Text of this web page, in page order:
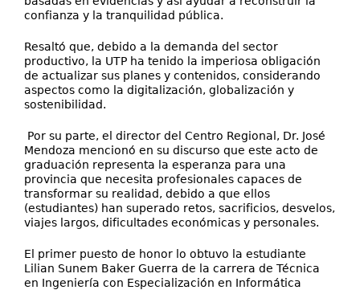
confianza y la tranquilidad pública.
Resaltó que, debido a la demanda del sector
productivo, la UTP ha tenido la imperiosa obligación
de actualizar sus planes y contenidos, considerando
aspectos como la digitalización, globalización y
sostenibilidad.
Por su parte, el director del Centro Regional, Dr. José
Mendoza mencionó en su discurso que este acto de
graduación representa la esperanza para una
provincia que necesita profesionales capaces de
transformar su realidad, debido a que ellos
(estudiantes) han superado retos, sacrificios, desvelos,
viajes largos, dificultades económicas y personales.
El primer puesto de honor lo obtuvo la estudiante
Lilian Sunem Baker Guerra de la carrera de Técnica
en Ingeniería con Especialización en Informática